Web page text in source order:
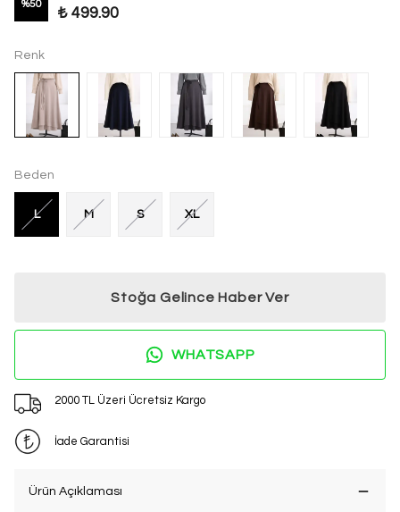
%50
₺ 499.90
Renk
Beden
L M S XL
Stoğa Gelince Haber Ver
WHATSAPP
2000 TL Üzeri Ücretsiz Kargo
İade Garantisi
Ürün Açıklaması